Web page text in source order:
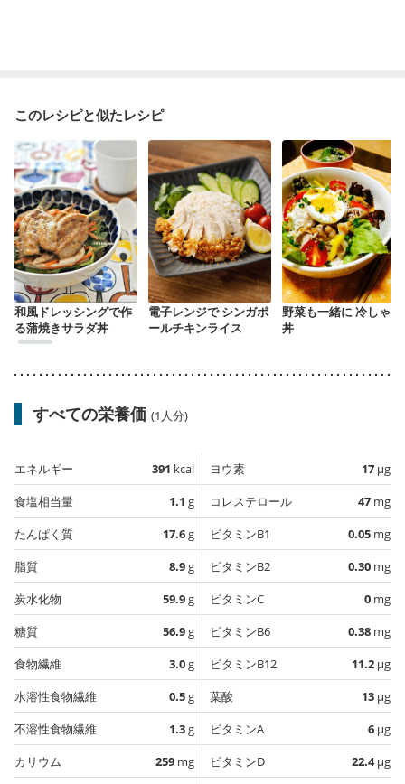
このレシピと似たレシピ
和風ドレッシングで作
る蒲焼きサラダ丼
電子レンジで シンガポ
ールチキンライス
野菜も一緒に 冷しゃぶ
丼
すべての栄養価 (1人分)
エネルギー 391 kcal
食塩相当量
1.1 g
たんぱく質
17.6g
脂質
8.9g
炭水化物
59.9g
糖質
56.9g
食物繊維
3.0g
水溶性食物繊維
0.5g
不溶性食物繊維
1.3g
カリウム
259 mg
ヨウ素 17 µg
コレステロール
47 mg
ビタミンB1
0.05 mg
ビタミンB2
0.30 mg
ビタミンC
0 mg
ビタミンB6
0.38 mg
ビタミンB12
11.2 µg
葉酸
13 µg
ビタミンA
6 µg
ビタミンD
22.4µg